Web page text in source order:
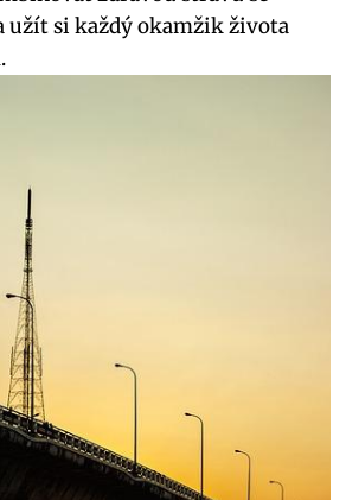
užít si každý okamžik života